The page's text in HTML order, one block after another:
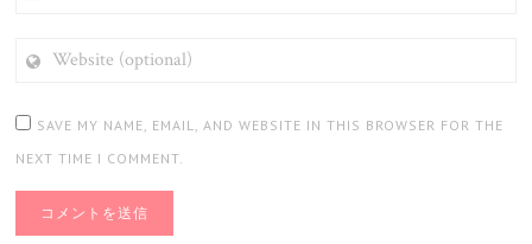
(OPTIONAL)
SAVE MY NAME, EMAIL, AND WEBSITE IN THIS BROWSER FOR THE
NEXT TIME I COMMENT.